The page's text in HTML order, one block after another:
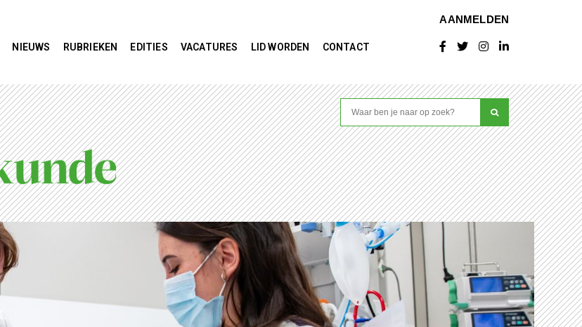
NIEUWS RUBRIEKEN EDITIES VACATURES LID WORDEN CONTACT
AANMELDEN